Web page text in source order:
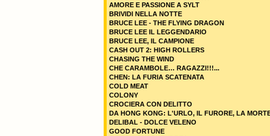
AMORE E PASSIONE A SYLT
BRIVIDI NELLA NOTTE
BRUCE LEE - THE FLYING DRAGON
BRUCE LEE IL LEGGENDARIO
BRUCE LEE, IL CAMPIONE
CASH OUT 2: HIGH ROLLERS
CHASING THE WIND
CHE CARAMBOLE… RAGAZZI!!!...
CHEN: LA FURIA SCATENATA
COLD MEAT
COLONY
CROCIERA CON DELITTO
DA HONG KONG: L'URLO, IL FURORE, LA
DELIBAL - DOLCE VELENO
GOOD FORTUNE